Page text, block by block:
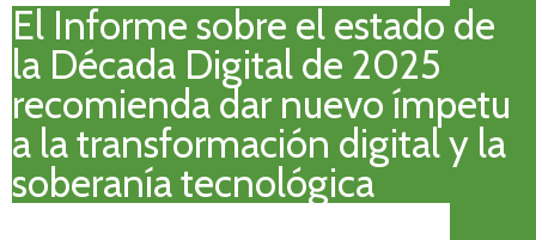
El Informe sobre el estado de
la Década Digital de 2025
recomienda dar nuevo ímpetu
a la transformación digital y la
soberanía tecnológica